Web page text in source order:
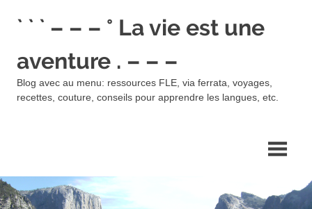
` ` ` – – – ° La vie est une
aventure . – – –
Blog avec au menu: ressources FLE, via ferrata, voyages,
recettes, couture, conseils pour apprendre les langues, etc.